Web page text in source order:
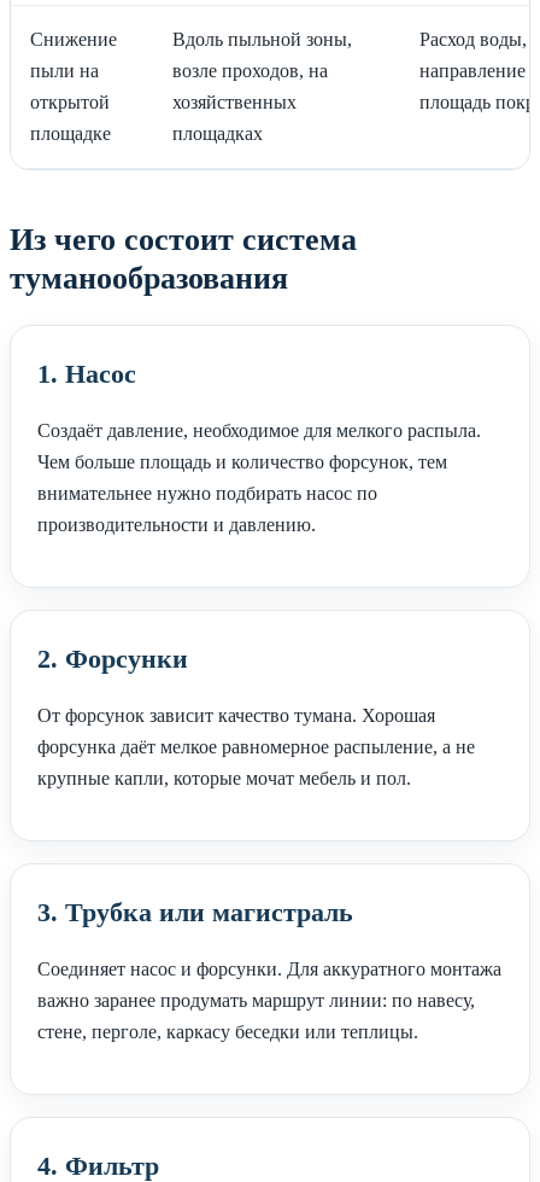
Снижение
пыли на
открытой
площадке
Вдоль пыльной зоны,
возле проходов, на
хозяйственных
площадках
Расход воды,
направление
площадь
Из чего состоит система
туманообразования
1. Насос
Создаёт давление, необходимое для мелкого распыла.
Чем больше площадь и количество форсунок, тем
внимательнее нужно подбирать насос по
производительности и давлению.
2. Форсунки
От форсунок зависит качество тумана. Хорошая
форсунка даёт мелкое равномерное распыление, а не
крупные капли, которые мочат мебель и пол.
3. Трубка или магистраль
Соединяет насос и форсунки. Для аккуратного монтажа
важно заранее продумать маршрут линии: по навесу,
стене, перголе, каркасу беседки или теплицы.
4. Фильтр